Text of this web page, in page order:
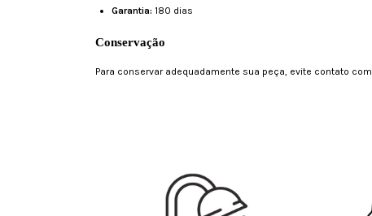
Garantia: 180 dias
Conservação
Para conservar adequadamente sua peça, evite contato